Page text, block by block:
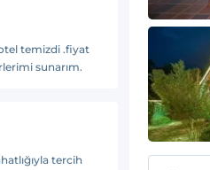
temizdi .fiyat
sunarım.
tercih